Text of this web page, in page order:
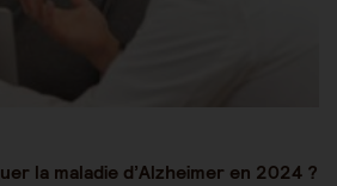
la maladie d’Alzheimer en 2024 ?